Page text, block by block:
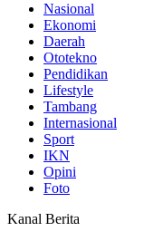
Nasional
Ekonomi
Daerah
Ototekno
Pendidikan
Lifestyle
Tambang
Internasional
Sport
IKN
Opini
Foto
Kanal Berita